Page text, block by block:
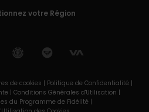
votre Région
de cookies | Politique de Confidentialité |
| Conditions Générales d'Utilisation |
du Programme de Fidélité |